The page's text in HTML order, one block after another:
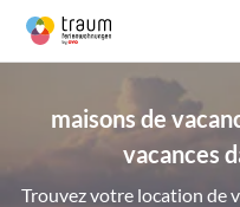
maisons de
vacances
Trouvez votre location de